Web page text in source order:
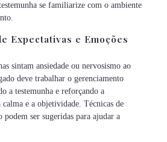
se familiarize com o ambiente
Expectativas e Emoções
sintam ansiedade ou nervosismo ao
deve trabalhar o gerenciamento
a testemunha e reforçando a
e a objetividade. Técnicas de
podem ser sugeridas para ajudar a